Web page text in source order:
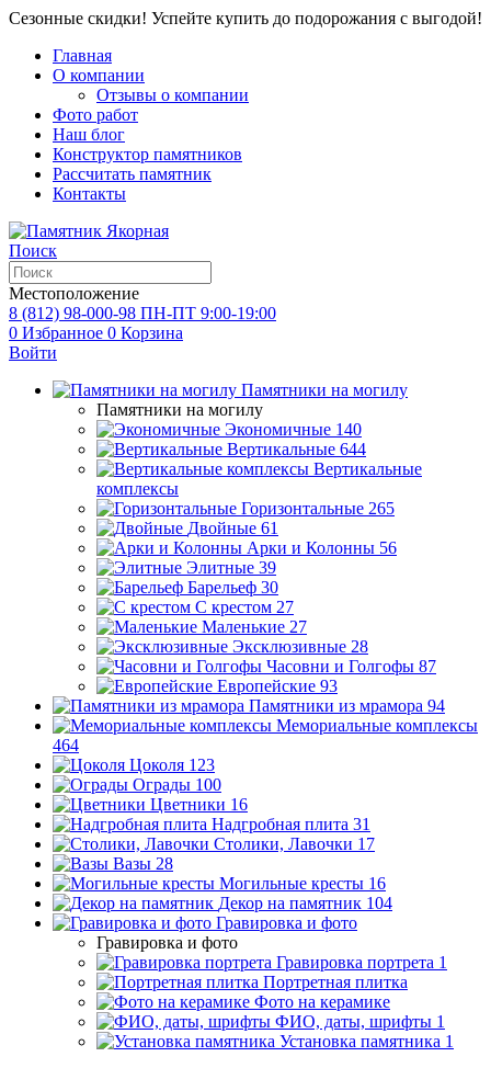
Сезонные скидки! Успейте купить до подорожания с выгодой!
Главная
О компании
Отзывы о компании
Фото работ
Наш блог
Конструктор памятников
Рассчитать памятник
Контакты
Поиск
Местоположение
8 (812) 98-000-98 ПН-ПТ 9:00-19:00
0 Избранное 0 Корзина
Войти
Памятники на могилу
Памятники на могилу
Экономичные 140
Вертикальные 644
Вертикальные
комплексы
Горизонтальные 265
Двойные 61
Арки и Колонны 56
Элитные 39
Барельеф 30
С крестом 27
Маленькие 27
Эксклюзивные 28
Часовни и Голгофы 87
Европейские 93
Памятники из мрамора 94
Мемориальные комплексы
464
Цоколя 123
Ограды 100
Цветники 16
Надгробная плита 31
Столики, Лавочки 17
Вазы 28
Могильные кресты 16
Декор на памятник 104
Гравировка и фото
Гравировка и фото
Гравировка портрета 1
Портретная плитка
Фото на керамике
ФИО, даты, шрифты 1
Установка памятника 1